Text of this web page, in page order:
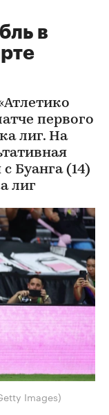
в
первого
лиг. На
Буанга (14)
лиг
Images)